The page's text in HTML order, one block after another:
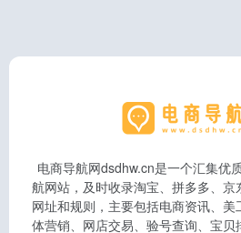
电商导航网dsdhw.cn是一个汇集优
航网站，及时收录淘宝、拼多多、
网址和规则，主要包括电商资讯、
体营销、网店交易、验号查询、宝